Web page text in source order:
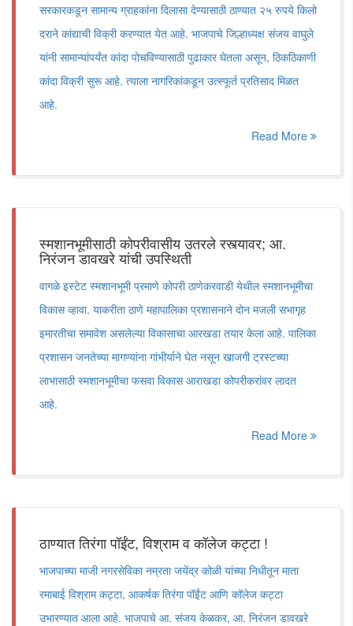
सरकारकडून सामान्य ग्राहकांना दिलासा देण्यासाठी ठाण्यात २५ रुपये किलो
दराने कांद्याची विक्री करण्यात येत आहे. भाजपाचे जिल्हाध्यक्ष संजय वाघुले
यांनी सामान्यांपर्यंत कांदा पोचविण्यासाठी पुढाकार घेतला असून, ठिकठिकाणी
कांदा विक्री सुरू आहे. त्याला नागरिकांकडून उत्स्फूर्त प्रतिसाद मिळत
आहे.
Read More
स्मशानभूमीसाठी कोपरीवासीय उतरले रस्त्यावर; आ.
निरंजन डावखरे यांची उपस्थिती
वागळे इस्टेट स्मशानभूमी प्रमाणे कोपरी ठाणेकरवाडी येथील स्मशानभूमीचा
विकास व्हावा. याकरीता ठाणे महापालिका प्रशासनाने दोन मजली सभागृह
इमारतीचा समावेश असलेल्या विकासाचा आरखडा तयार केला आहे. पालिका
प्रशासन जनतेच्या मागण्यांना गांभीर्याने घेत नसून खाजगी ट्रस्टच्या
लाभासाठी स्मशानभूमीचा फसवा विकास आराखडा कोपरीकरांवर लादत
आहे.
Read More
ठाण्यात तिरंगा पॉईंट, विश्राम व कॉलेज कट्टा !
भाजपाच्या माजी नगरसेविका नम्रता जयेंद्र कोळी यांच्या निधीतून माता
रमाबाई विश्राम कट्टा, आकर्षक तिरंगा पॉईंट आणि कॉलेज कट्टा
उभारण्यात आला आहे. भाजपाचे आ. संजय केळकर, आ. निरंजन डावखरे